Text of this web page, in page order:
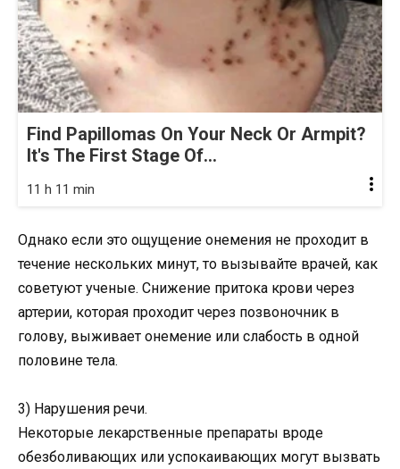
Find Papillomas On Your Neck Or Armpit?
It's The First Stage Of...
11 h 11 min
Однако если это ощущение онемения не проходит в
течение нескольких минут, то вызывайте врачей, как
советуют ученые. Снижение притока крови через
артерии, которая проходит через позвоночник в
голову, выживает онемение или слабость в одной
половине тела.
3) Нарушения речи.
Некоторые лекарственные препараты вроде
обезболивающих или успокаивающих могут вызвать